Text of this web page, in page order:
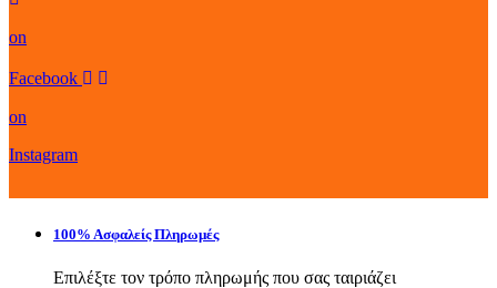
on
Facebook
on
Instagram
100% Ασφαλείς Πληρωμές
Επιλέξτε τον τρόπο πληρωμής που σας ταιριάζει